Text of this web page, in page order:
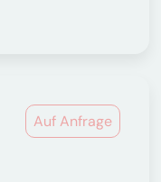
Auf Anfrage